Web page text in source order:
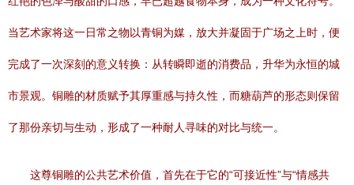
当艺术家将这一日常之物以青铜为媒，放大并凝固于广场之上时，便
完成了一次深刻的意义转换：从转瞬即逝的消费品，升华为永恒的城
市景观。铜雕的材质赋予其厚重感与持久性，而糖葫芦的形态则保留
了那份亲切与生动，形成了一种耐人寻味的对比与统一。
这尊铜雕的公共艺术价值，首先在于它的“可接近性”与“情感共